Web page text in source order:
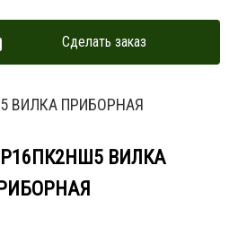
Сделать заказ
ВИЛКА ПРИБОРНАЯ
ВИЛКА